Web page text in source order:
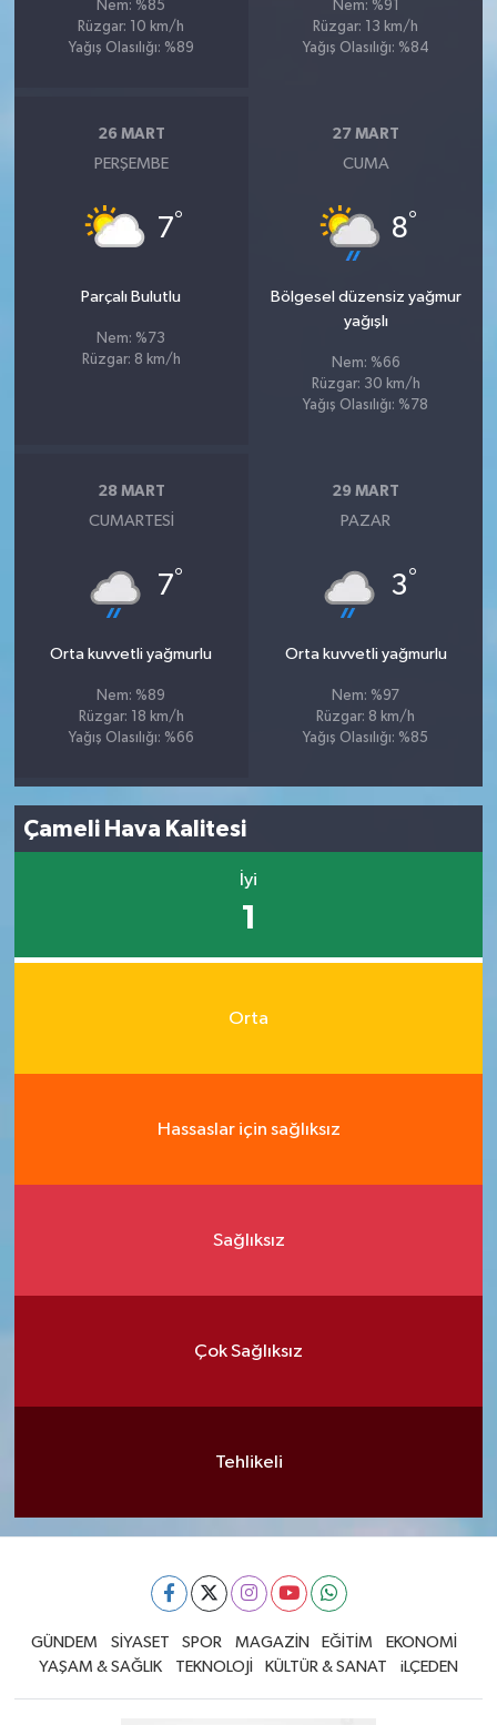
Nem: %85
Rüzgar: 10 km/h
Yağış Olasılığı: %89
Nem: %91
Rüzgar: 13 km/h
Yağış Olasılığı: %84
26 MART
PERŞEMBE
7°
Parçalı Bulutlu
Nem: %73
Rüzgar: 8 km/h
27 MART
CUMA
8°
Bölgesel düzensiz yağmur
yağışlı
Nem: %66
Rüzgar: 30 km/h
Yağış Olasılığı: %78
28 MART
CUMARTESI
7°
Orta kuvvetli yağmurlu
Nem: %89
Rüzgar: 18 km/h
Yağış Olasılığı: %66
29 MART
PAZAR
3°
Orta kuvvetli yağmurlu
Nem: %97
Rüzgar: 8 km/h
Yağış Olasılığı: %85
Çameli Hava Kalitesi
İyi
1
Orta
Hassaslar için sağlıksız
Sağlıksız
Çok Sağlıksız
Tehlikeli
GÜNDEM SİYASET SPOR MAGAZİN EĞİTİM
EKONOMİ
YAŞAM & SAĞLIK
TEKNOLOJİ KÜLTÜR & SANAT iLÇEDEN